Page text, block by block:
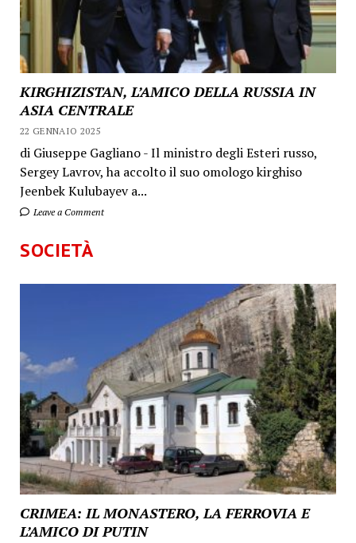
KIRGHIZISTAN, L’AMICO DELLA RUSSIA IN
ASIA CENTRALE
22 GENNAIO 2025
di Giuseppe Gagliano - Il ministro degli Esteri russo,
Sergey Lavrov, ha accolto il suo omologo kirghiso
Jeenbek Kulubayev a...
Leave a Comment
SOCIETÀ
CRIMEA: IL MONASTERO, LA FERROVIA E
L’AMICO DI PUTIN